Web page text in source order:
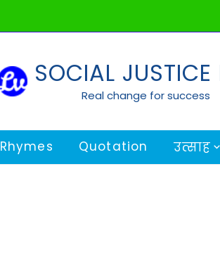
SOCIAL JUSTICE
Real change for success
Rhymes Quotation उत्साह